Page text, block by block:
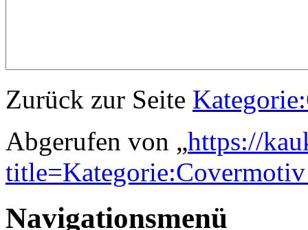
Zurück zur Seite
Abgerufen von „https://
Navigationsmenü